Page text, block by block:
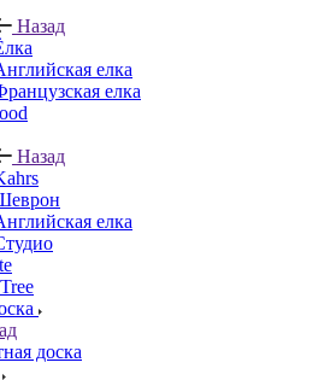
Назад
елка
елка
Назад
елка
доска